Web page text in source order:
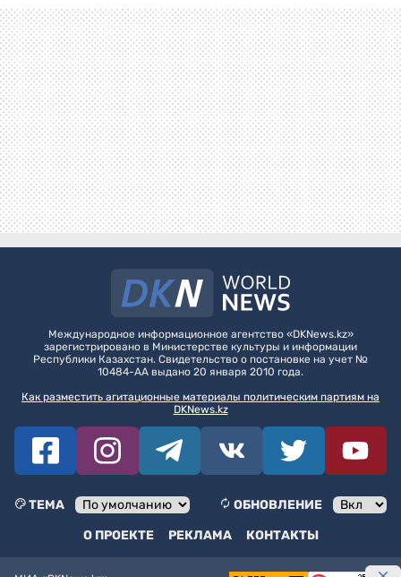
Международное информационное агентство «DKNews.kz»
зарегистрировано в Министерстве культуры и информации
Республики Казахстан. Свидетельство о постановке на учет №
10484-АА выдано 20 января 2010 года.
Как разместить агитационные материалы политическим партиям на
DKNews.kz
ТЕМА
ОБНОВЛЕНИЕ
О ПРОЕКТЕ
РЕКЛАМА КОНТАКТЫ